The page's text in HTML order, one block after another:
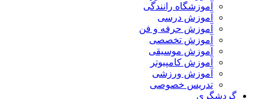
آموزشگاه رانندگی
آموزش درسی
آموزش حرفه و فن
آموزش تخصصی
آموزش موسیقی
آموزش کامپیوتر
آموزش ورزشی
تدریس خصوصی
گردشگری